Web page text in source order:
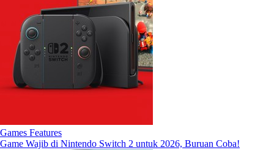
Games Features
Game Wajib di Nintendo Switch 2 untuk 2026, Buruan Coba!